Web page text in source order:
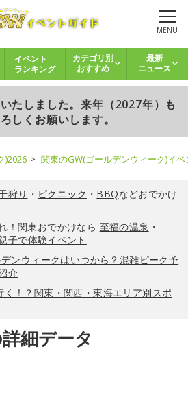
MENU
イベント
ランキング
カテゴリ別
おすすめ
最新
ニュース
たしました。来年（2027年）も
しくお願いします。
)2026 関東のGW(ゴールデンウィーク)イ
狩り ・ ピクニック ・ BBQなどおでかけ
！関東おでかけなら 至福の温泉 ・
子で体験イベント
ンウィークはいつから？混雑ピーク予
介
く！？関東・関西・東海エリア別スポ
細データ